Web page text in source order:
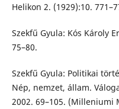
Helikon 2. (1929):10.
Szekfű Gyula: Kós Károly
75–80.
Szekfű Gyula: Politikai
Nép, nemzet, állam.
2002. 69–105. (Milleniumi